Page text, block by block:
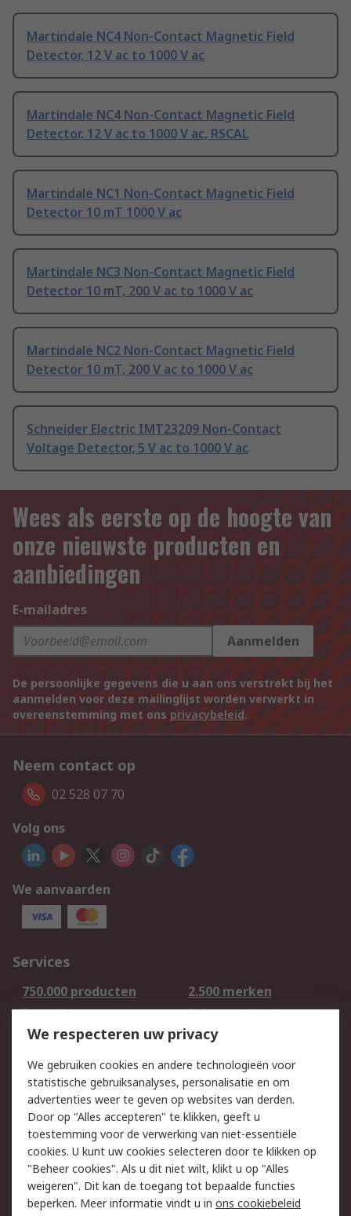
Martindale NC4 Non-Contact Magnetic Field
Detector, 12 V ac to 1000 V ac
Martindale NC4 Non-Contact Magnetic Field
Detector, 12 V ac to 1000 V ac, RSCAL
Martindale NC1 Non-Contact Magnetic Field
Detector 10 mT 1000 V ac
Martindale NC3 Non-Contact Magnetic Field
Detector 10 mT, 200 V ac to 1000 V ac
Martindale NC2 Non-Contact Magnetic Field
Detector 10 mT, 200 V ac to 1000 V ac
Schneider Electric IMT23209 Non-Contact
Voltage Detector, 5 V ac to 1000 V ac
Wees als eerste op de hoogte van
onze nieuwste producten en
aanbiedingen
E-mailadres
Aanmelden
De persoonlijke gegevens die u aan ons verstrekt bij het
aanmelden voor deze mailinglijst worden verwerkt in
overeenstemming met ons privacybeleid.
Neem contact op
02 528 07 70
Volg ons
We aanvaarden
Services
750.000 producten
2.500 merken
Bestellen
Inkoopoplossingen
Retouren
Technisch advies
Track & Trace
Wettelijk
Cookiebeleid
Email veiligheid
Privacybeleid -
Bijgewerkt
Websitevoorwaarden
Algemene
verkoopvoorwaarden
We respecteren uw privacy
We gebruiken cookies en andere technologieën voor
statistische gebruiksanalyses, personalisatie en om
advertenties weer te geven op websites van derden.
Door op "Alles accepteren" te klikken, geeft u
toestemming voor de verwerking van niet-essentiële
cookies. U kunt uw cookies selecteren door te klikken op
"Beheer cookies". Als u dit niet wilt, klikt u op "Alles
weigeren". Dit kan de toegang tot bepaalde functies
beperken. Meer informatie vindt u in ons cookiebeleid